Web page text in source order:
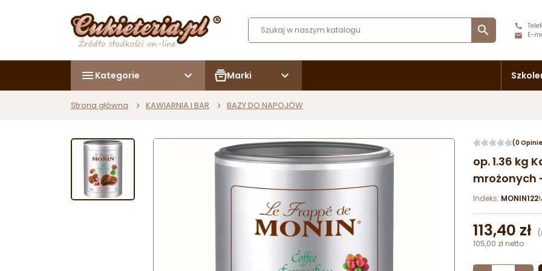

E-
Kategorie Marki
Strona główna KAWIARNIA I BAR BAZY DO NAPOJÓW
(0
op. 1.36 kg
mrożonych
Indeks: MONIN122
113,40 zł
105,00 zł netto